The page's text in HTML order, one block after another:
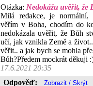
Otázka: Nedokážu uvěřit, že
Milá redakce, je normální,
věřím v Boha, chodím do
nedokázala uvěřit, že Bůh
učí, jak vznikla Země a
věřit.. a jak bych se mohla
Bůh?Předem mockrát děkuji
17.6.2021 20:35
Odpověď: